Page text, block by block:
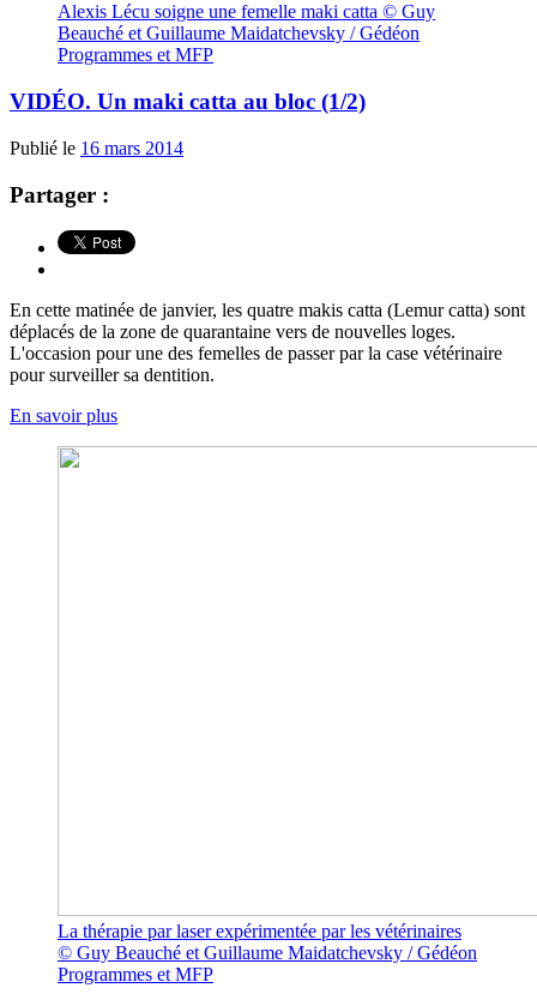
Alexis Lécu soigne une femelle maki catta © Guy
Beauché et Guillaume Maidatchevsky / Gédéon
Programmes et MFP
VIDÉO. Un maki catta au bloc (1/2)
Publié le 16 mars 2014
Partager :
En cette matinée de janvier, les quatre makis catta (Lemur catta) sont
déplacés de la zone de quarantaine vers de nouvelles loges.
L'occasion pour une des femelles de passer par la case vétérinaire
pour surveiller sa dentition.
En savoir plus
La thérapie par laser expérimentée par les vétérinaires
© Guy Beauché et Guillaume Maidatchevsky / Gédéon
Programmes et MFP